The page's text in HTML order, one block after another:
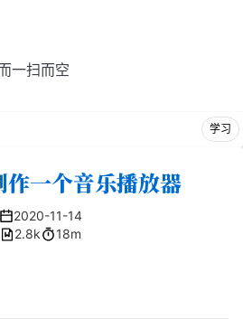
一扫而空
学习
作一个音乐播放器
2020-11-14
2.8k
18m